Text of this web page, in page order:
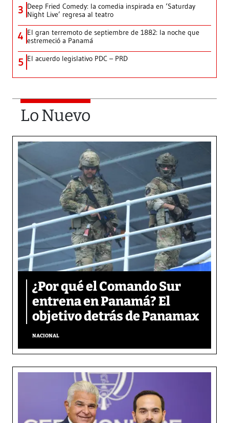
3 Deep Fried Comedy: la comedia inspirada en ‘Saturday
Night Live’ regresa al teatro
4 El gran terremoto de septiembre de 1882: la noche que
estremeció a Panamá
5 El acuerdo legislativo PDC – PRD
Lo Nuevo
¿Por qué el Comando Sur
entrena en Panamá? El
objetivo detrás de Panamax
NACIONAL